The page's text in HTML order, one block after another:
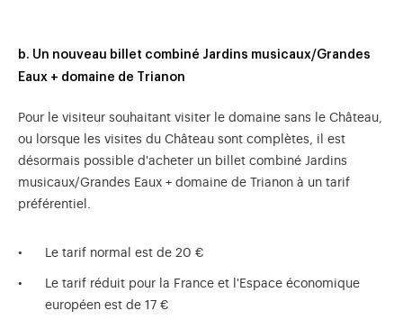
b. Un nouveau billet combiné Jardins musicaux/Grandes
Eaux + domaine de Trianon
Pour le visiteur souhaitant visiter le domaine sans le Château,
ou lorsque les visites du Château sont complètes, il est
désormais possible d'acheter un billet combiné Jardins
musicaux/Grandes Eaux + domaine de Trianon à un tarif
préférentiel.
Le tarif normal est de 20 €
Le tarif réduit pour la France et l'Espace économique
européen est de 17 €